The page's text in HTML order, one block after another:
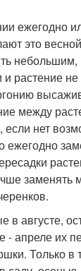
ежегодно
это
небольшим,
растение
между
нет
ежегодно
заменять
в августе,
- апреле их
Только в